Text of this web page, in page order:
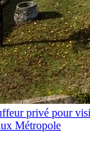
privé pour
Métropole